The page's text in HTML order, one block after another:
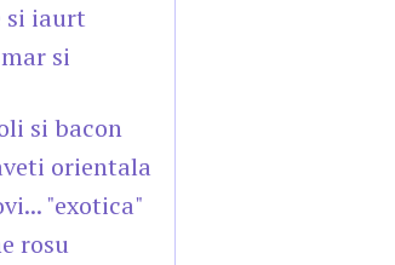
si iaurt
si
si bacon
orientala
"exotica"
rosu